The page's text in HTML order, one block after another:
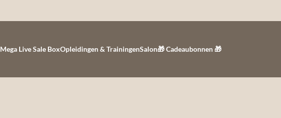
Mega Live Sale BoxOpleidingen & TrainingenSalon🎁 Cadeaubonnen 🎁